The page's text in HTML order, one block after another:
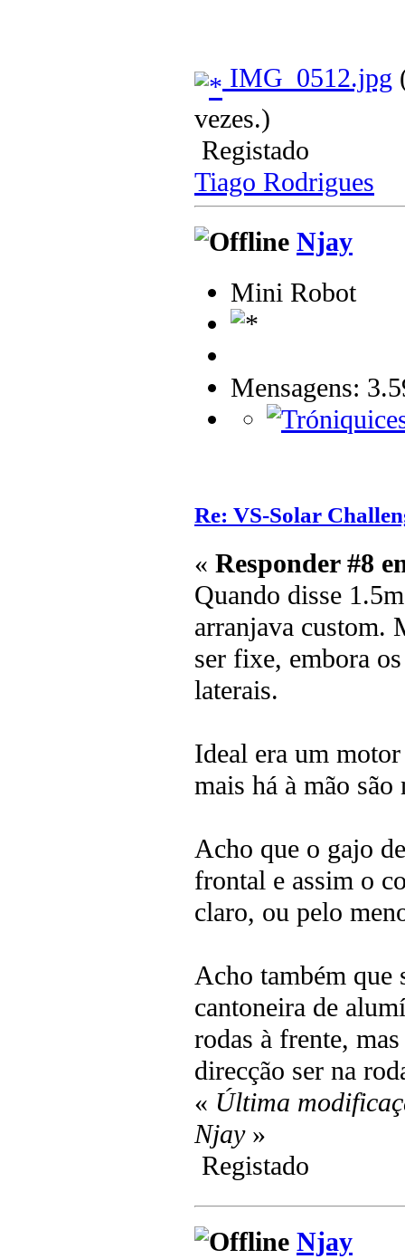
IMG_0512.jpg
vezes.)
Registado
Tiago Rodrigues
Njay
Mini Robot
Mensagens:
Re: VS-Solar
« Responder #8
Quando disse
arranjava custom.
ser fixe, embora
laterais.
Ideal era um
mais há à mão
Acho que o gajo
frontal e assim o
claro, ou pelo
Acho também que
cantoneira de
rodas à frente,
direcção ser na
« Última
Njay»
Registado
Njay